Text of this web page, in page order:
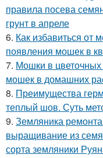
правила посева
грунт в апреле
6. Как избавиться от
появления мошек в
7. Мошки в
мошек в домашних
8. Преимущества
теплый шов. Суть
9. Земляника
выращивание из
сорта земляники